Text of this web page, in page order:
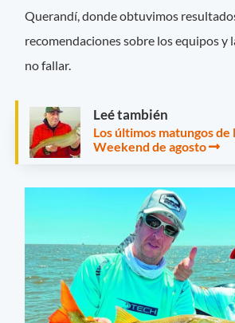
Querandí, donde obtuvimos
recomendaciones sobre los equipos y
no fallar.
Leé también
Los últimos matungos
Weekend de agosto